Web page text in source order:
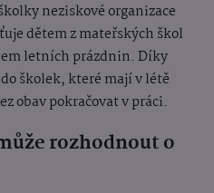
neziskové organizace
dětem z mateřských škol
letních prázdnin. Díky
školek, které mají v létě
obav pokračovat v práci.
rozhodnout o